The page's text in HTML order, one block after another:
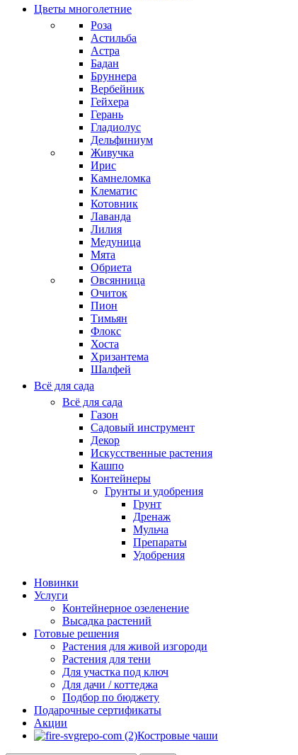
Цветы многолетние
Роза
Астильба
Астра
Бадан
Бруннера
Вербейник
Гейхера
Герань
Гладиолус
Дельфиниум
Живучка
Ирис
Камнеломка
Клематис
Котовник
Лаванда
Лилия
Медуница
Мята
Обриета
Овсянница
Очиток
Пион
Тимьян
Флокс
Хоста
Хризантема
Шалфей
Всё для сада
Всё для сада
Газон
Садовый инструмент
Декор
Искусственные растения
Кашпо
Контейнеры
Грунты и удобрения
Грунт
Дренаж
Мульча
Препараты
Удобрения
Новинки
Услуги
Контейнерное озеленение
Высадка растений
Готовые решения
Растения для живой изгороди
Растения для тени
Для участка под ключ
Для дачи / коттеджа
Подбор по бюджету
Подарочные сертификаты
Акции
Костровые чаши